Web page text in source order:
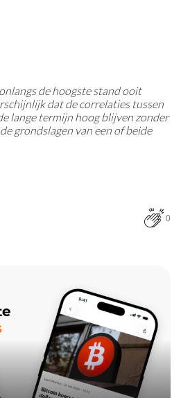
de hoogste stand ooit
dat de correlaties tussen
lange termijn hoog blijven zonder
grondslagen van een of beide
0